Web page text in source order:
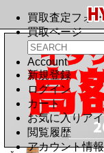
買取査定フォ
買取ページ
Account
新規登録
ログイン
カート
お気に入りア
閲覧履歴
アカウント情